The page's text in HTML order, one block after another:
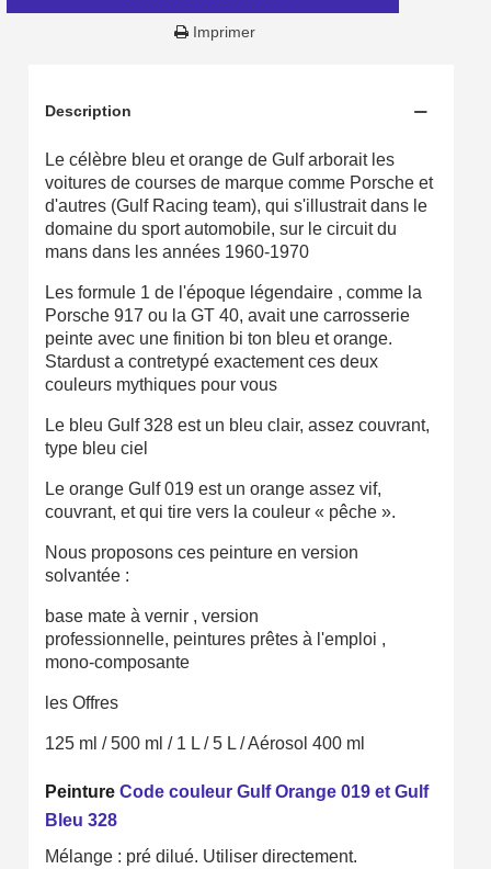
Livraison sous 24 h en France Métropolitaine
Retour produits sous 14 jours
Réduction de 5€ sur la première commande
10€ de bon d'achat pour chaque parrainage
Inscription à la newsletter : 5€ de réduction
Livraison sous 24 h en France Métropolitaine
Paiement en 4x sans frais dès 30€ d'achats
Votre devis en ligne en moins d'1 minute
Partagez vos créations et obtenez des bons d'achat
Gagnez des points de fidélité à chaque commande
Retour produits sous 14 jours
Imprimer
Description
Le célèbre bleu et orange de Gulf arborait les
voitures de courses de marque comme Porsche et
d'autres (Gulf Racing team), qui s'illustrait dans le
domaine du sport automobile, sur le circuit du
mans dans les années 1960-1970
Les formule 1 de l'époque légendaire , comme la
Porsche 917 ou la GT 40, avait une carrosserie
peinte avec une finition bi ton bleu et orange.
Stardust a contretypé exactement ces deux
couleurs mythiques pour vous
Le bleu Gulf 328 est un bleu clair, assez couvrant,
type bleu ciel
Le orange Gulf 019 est un orange assez vif,
couvrant, et qui tire vers la couleur « pêche ».
Nous proposons ces peinture en version
solvantée :
base mate à vernir , version
professionnelle, peintures prêtes à l'emploi ,
mono-composante
les Offres
125 ml / 500 ml / 1 L / 5 L / Aérosol 400 ml
Peinture Code couleur Gulf Orange 019 et Gulf
Bleu 328
Mélange : pré dilué. Utiliser directement.